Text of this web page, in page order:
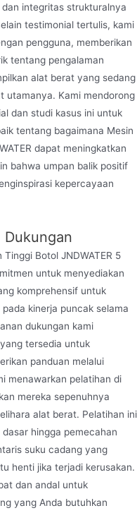
integritas strukturalnya
testimonial tertulis, kami
pengguna, memberikan
tentang pengalaman
alat berat yang sedang
utamanya. Kami mendorong
dan studi kasus ini untuk
tentang bagaimana Mesin
dapat meningkatkan
bahwa umpan balik positif
kepercayaan
Dukungan
Botol JNDWATER 5
untuk menyediakan
komprehensif untuk
kinerja puncak selama
dukungan kami
tersedia untuk
panduan melalui
menawarkan pelatihan di
mereka sepenuhnya
alat berat. Pelatihan ini
hingga pemecahan
suku cadang yang
henti jika terjadi kerusakan.
dan andal untuk
yang Anda butuhkan